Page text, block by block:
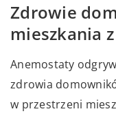
Zdrowie
mieszkania
Anemostaty
zdrowia
w przestrzeni